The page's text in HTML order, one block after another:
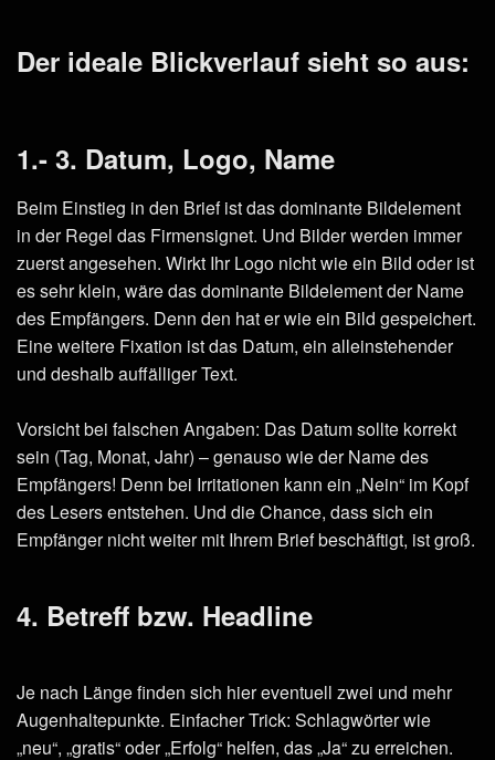
Der ideale Blickverlauf sieht so aus:
1.- 3. Datum, Logo, Name
Beim Einstieg in den Brief ist das dominante Bildelement
in der Regel das Firmensignet. Und Bilder werden immer
zuerst angesehen. Wirkt Ihr Logo nicht wie ein Bild oder ist
es sehr klein, wäre das dominante Bildelement der Name
des Empfängers. Denn den hat er wie ein Bild gespeichert.
Eine weitere Fixation ist das Datum, ein alleinstehender
und deshalb auffälliger Text.
Vorsicht bei falschen Angaben: Das Datum sollte korrekt
sein (Tag, Monat, Jahr) – genauso wie der Name des
Empfängers! Denn bei Irritationen kann ein „Nein“ im Kopf
des Lesers entstehen. Und die Chance, dass sich ein
Empfänger nicht weiter mit Ihrem Brief beschäftigt, ist groß.
4. Betreff bzw. Headline
Je nach Länge finden sich hier eventuell zwei und mehr
Augenhaltepunkte. Einfacher Trick: Schlagwörter wie
„neu“, „gratis“ oder „Erfolg“ helfen, das „Ja“ zu erreichen.